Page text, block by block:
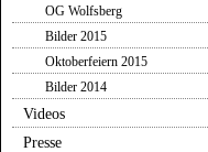
OG Wolfsberg
Bilder 2015
Oktoberfeiern 2015
Bilder 2014
Videos
Presse